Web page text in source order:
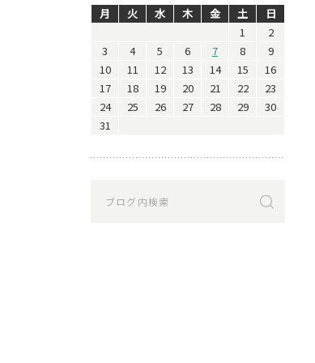
月 火 水 木 金 土
日
1
2
3
4 5 6 7 8
9
10
11 12 13 14 15
16
17
18 19 20 21 22
23
24
25 26 27 28 29
30
31